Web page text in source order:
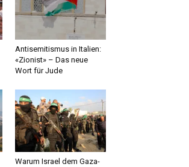
Antisemitismus in Italien:
«Zionist» – Das neue
Wort für Jude
Warum Israel dem Gaza-